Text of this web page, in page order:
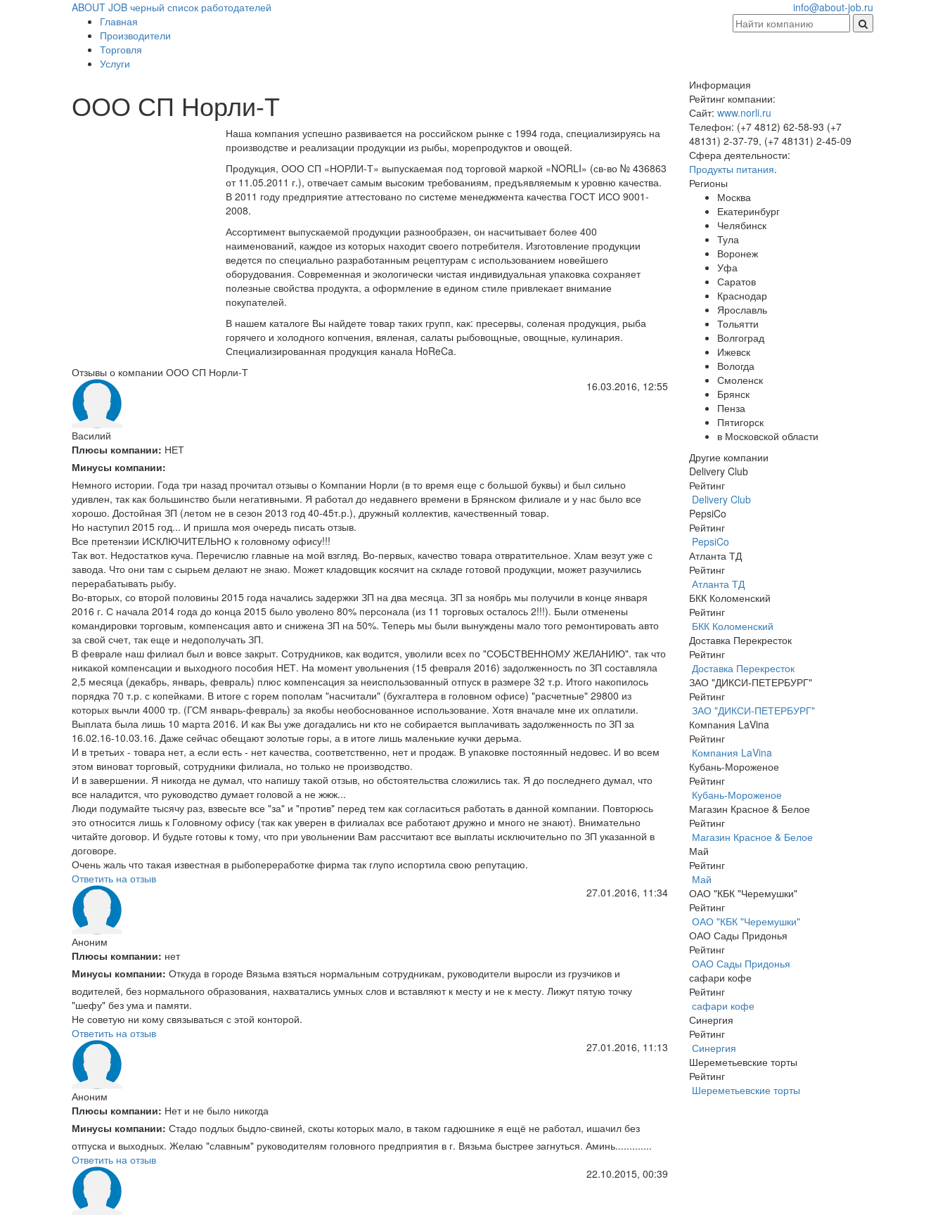
ABOUT JOB черный список работодателей
info@about-job.ru
Главная
Производители
Торговля
Услуги
ООО СП Норли-Т
Наша компания успешно развивается на российском рынке с 1994 года, специализируясь на
производстве и реализации продукции из рыбы, морепродуктов и овощей.
Продукция, ООО СП «НОРЛИ-Т» выпускаемая под торговой маркой «NORLI» (св-во № 436863
от 11.05.2011 г.), отвечает самым высоким требованиям, предъявляемым к уровню качества.
В 2011 году предприятие аттестовано по системе менеджмента качества ГОСТ ИСО 9001-
2008.
Ассортимент выпускаемой продукции разнообразен, он насчитывает более 400
наименований, каждое из которых находит своего потребителя. Изготовление продукции
ведется по специально разработанным рецептурам с использованием новейшего
оборудования. Современная и экологически чистая индивидуальная упаковка сохраняет
полезные свойства продукта, а оформление в едином стиле привлекает внимание
покупателей.
В нашем каталоге Вы найдете товар таких групп, как: пресервы, соленая продукция, рыба
горячего и холодного копчения, вяленая, салаты рыбовощные, овощные, кулинария.
Специализированная продукция канала HoReCa.
Отзывы о компании ООО СП Норли-Т
Василий
16.03.2016, 12:55
Плюсы компании: НЕТ
Минусы компании:
Немного истории. Года три назад прочитал отзывы о Компании Норли (в то время еще с большой буквы) и был сильно
удивлен, так как большинство были негативными. Я работал до недавнего времени в Брянском филиале и у нас было все
хорошо. Достойная ЗП (летом не в сезон 2013 год 40-45т.р.), дружный коллектив, качественный товар.
Но наступил 2015 год... И пришла моя очередь писать отзыв.
Все претензии ИСКЛЮЧИТЕЛЬНО к головному офису!!!
Так вот. Недостатков куча. Перечислю главные на мой взгляд. Во-первых, качество товара отвратительное. Хлам везут уже с
завода. Что они там с сырьем делают не знаю. Может кладовщик косячит на складе готовой продукции, может разучились
перерабатывать рыбу.
Во-вторых, со второй половины 2015 года начались задержки ЗП на два месяца. ЗП за ноябрь мы получили в конце января
2016 г. С начала 2014 года до конца 2015 было уволено 80% персонала (из 11 торговых осталось 2!!!). Были отменены
командировки торговым, компенсация авто и снижена ЗП на 50%. Теперь мы были вынуждены мало того ремонтировать авто
за свой счет, так еще и недополучать ЗП.
В феврале наш филиал был и вовсе закрыт. Сотрудников, как водится, уволили всех по "СОБСТВЕННОМУ ЖЕЛАНИЮ". так что
никакой компенсации и выходного пособия НЕТ. На момент увольнения (15 февраля 2016) задолженность по ЗП составляла
2,5 месяца (декабрь, январь, февраль) плюс компенсация за неиспользованный отпуск в размере 32 т.р. Итого накопилось
порядка 70 т.р. с копейками. В итоге с горем пополам "насчитали" (бухгалтера в головном офисе) "расчетные" 29800 из
которых вычли 4000 тр. (ГСМ январь-февраль) за якобы необоснованное использование. Хотя вначале мне их оплатили.
Выплата была лишь 10 марта 2016. И как Вы уже догадались ни кто не собирается выплачивать задолженность по ЗП за
16.02.16-10.03.16. Даже сейчас обещают золотые горы, а в итоге лишь маленькие кучки дерьма.
И в третьих - товара нет, а если есть - нет качества, соответственно, нет и продаж. В упаковке постоянный недовес. И во всем
этом виноват торговый, сотрудники филиала, но только не производство.
И в завершении. Я никогда не думал, что напишу такой отзыв, но обстоятельства сложились так. Я до последнего думал, что
все наладится, что руководство думает головой а не жжж...
Люди подумайте тысячу раз, взвесьте все "за" и "против" перед тем как согласиться работать в данной компании. Повторюсь
это относится лишь к Головному офису (так как уверен в филиалах все работают дружно и много не знают). Внимательно
читайте договор. И будьте готовы к тому, что при увольнении Вам рассчитают все выплаты исключительно по ЗП указанной в
договоре.
Очень жаль что такая известная в рыбопереработке фирма так глупо испортила свою репутацию.
Ответить на отзыв
Аноним
27.01.2016, 11:34
Плюсы компании: нет
Минусы компании: Откуда в городе Вязьма взяться нормальным сотрудникам, руководители выросли из грузчиков и
водителей, без нормального образования, нахватались умных слов и вставляют к месту и не к месту. Лижут пятую точку
"шефу" без ума и памяти.
Не советую ни кому связываться с этой конторой.
Ответить на отзыв
Аноним
27.01.2016, 11:13
Плюсы компании: Нет и не было никогда
Минусы компании: Стадо подлых быдло-свиней, скоты которых мало, в таком гадюшнике я ещё не работал, ишачил без
отпуска и выходных. Желаю "славным" руководителям головного предприятия в г. Вязьма быстрее загнуться. Аминь.............
Ответить на отзыв
22.10.2015, 00:39
Информация
Рейтинг компании:
Сайт: www.norli.ru
Телефон: (+7 4812) 62-58-93 (+7
48131) 2-37-79, (+7 48131) 2-45-09
Сфера деятельности:
Продукты питания.
Регионы
Москва
Екатеринбург
Челябинск
Тула
Воронеж
Уфа
Саратов
Краснодар
Ярославль
Тольятти
Волгоград
Ижевск
Вологда
Смоленск
Брянск
Пенза
Пятигорск
в Московской области
Другие компании
Delivery Club
Рейтинг
Delivery Club
PepsiCo
Рейтинг
PepsiCo
Атланта ТД
Рейтинг
Атланта ТД
БКК Коломенский
Рейтинг
БКК Коломенский
Доставка Перекресток
Рейтинг
Доставка Перекресток
ЗАО "ДИКСИ-ПЕТЕРБУРГ"
Рейтинг
ЗАО "ДИКСИ-ПЕТЕРБУРГ"
Компания LaVina
Рейтинг
Компания LaVina
Кубань-Мороженое
Рейтинг
Кубань-Мороженое
Магазин Красное & Белое
Рейтинг
Магазин Красное & Белое
Май
Рейтинг
Май
ОАО "КБК "Черемушки"
Рейтинг
ОАО "КБК "Черемушки"
ОАО Сады Придонья
Рейтинг
ОАО Сады Придонья
сафари кофе
Рейтинг
сафари кофе
Синергия
Рейтинг
Синергия
Шереметьевские торты
Рейтинг
Шереметьевские торты